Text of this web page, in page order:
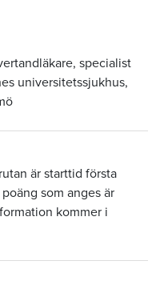
specialist
universitetssjukhus,
är starttid första
som anges är
kommer i